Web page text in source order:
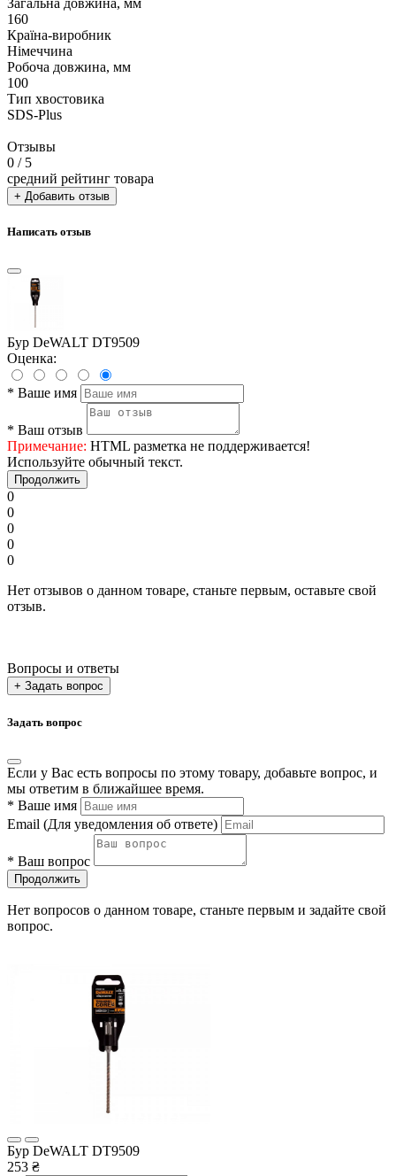
Загальна довжина, мм
160
Країна-виробник
Німеччина
Робоча довжина, мм
100
Тип хвостовика
SDS-Plus
Отзывы
0 / 5
средний рейтинг товара
+ Добавить отзыв
Написать отзыв
Бур DeWALT DT9509
Оценка:
* Ваше имя
* Ваш отзыв
Примечание: HTML разметка не поддерживается!
Используйте обычный текст.
Продолжить
0
0
0
0
0
Нет отзывов о данном товаре, станьте первым, оставьте свой
отзыв.
Вопросы и ответы
+ Задать вопрос
Задать вопрос
Если у Вас есть вопросы по этому товару, добавьте вопрос, и
мы ответим в ближайшее время.
* Ваше имя
Email (Для уведомления об ответе)
* Ваш вопрос
Продолжить
Нет вопросов о данном товаре, станьте первым и задайте свой
вопрос.
Бур DeWALT DT9509
253 ₴